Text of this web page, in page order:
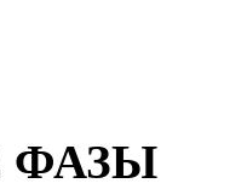
ФАЗЫ